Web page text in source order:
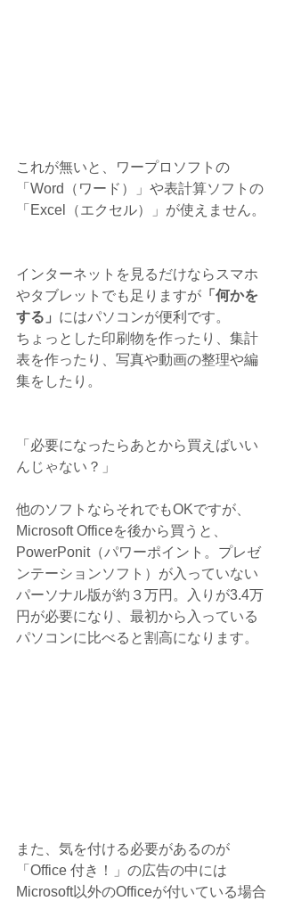
これが無いと、ワープロソフトの
「Word（ワード）」や表計算ソフトの
「Excel（エクセル）」が使えません。
インターネットを見るだけならスマホ
やタブレットでも足りますが 「何かを
する」 にはパソコンが便利です。
ちょっとした印刷物を作ったり、集計
表を作ったり、写真や動画の整理や編
集をしたり。
「必要になったらあとから買えばいい
んじゃない？」
他のソフトならそれでもOKですが、
Microsoft Officeを後から買うと、
PowerPonit（パワーポイント。プレゼ
ンテーションソフト）が入っていない
パーソナル版が約３万円。入りが3.4万
円が必要になり、最初から入っている
パソコンに比べると割高になります。
また、気を付ける必要があるのが
「Office 付き！」の広告の中には
Microsoft以外のOfficeが付いている場合